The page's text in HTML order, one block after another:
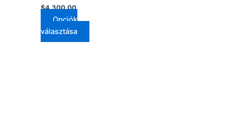
$4,300.00
Opciók
választása